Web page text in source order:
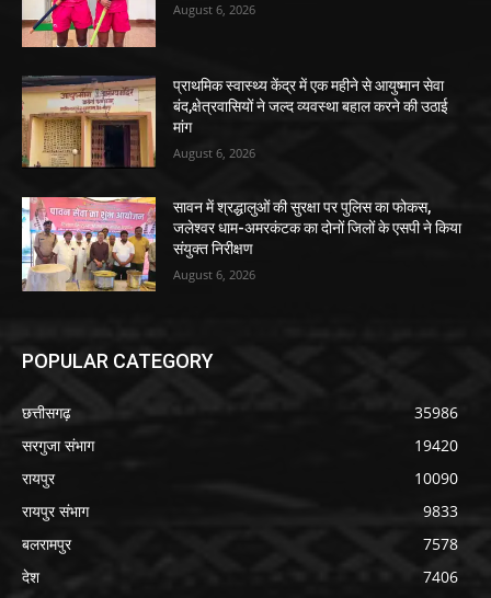
August 6, 2026
प्राथमिक स्वास्थ्य केंद्र में एक महीने से आयुष्मान सेवा
बंद,क्षेत्रवासियों ने जल्द व्यवस्था बहाल करने की उठाई
मांग
August 6, 2026
सावन में श्रद्धालुओं की सुरक्षा पर पुलिस का फोकस,
जलेश्वर धाम-अमरकंटक का दोनों जिलों के एसपी ने किया
संयुक्त निरीक्षण
August 6, 2026
POPULAR CATEGORY
छत्तीसगढ़
35986
सरगुजा संभाग
19420
रायपुर
10090
रायपुर संभाग
9833
बलरामपुर
7578
देश
7406